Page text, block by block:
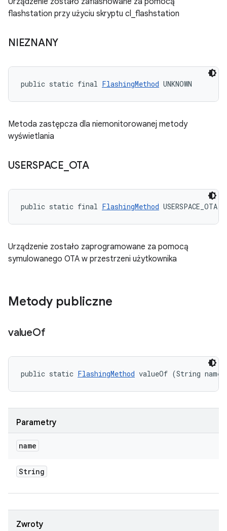
flashstation przy użyciu skryptu cl_flashstation
NIEZNANY
public static final FlashingMethod UNKNOWN
Metoda zastępcza dla niemonitorowanej metody
wyświetlania
USERSPACE OTA
public static final FlashingMethod USERSPACE_OTA
Urządzenie zostało zaprogramowane za pomocą
symulowanego OTA w przestrzeni użytkownika
Metody publiczne
valueOf
public static FlashingMethod valueOf (String name)
Parametry
name
String
Zwroty